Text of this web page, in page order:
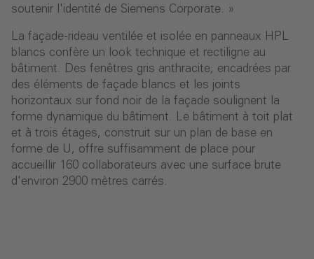
soutenir l'identité de Siemens Corporate. »
La façade-rideau ventilée et isolée en panneaux HPL
blancs confère un look technique et rectiligne au
bâtiment. Des fenêtres gris anthracite, encadrées par
des éléments de façade blancs et les joints
horizontaux sur fond noir de la façade soulignent la
forme dynamique du bâtiment. Le bâtiment à toit plat
et à trois étages, construit sur un plan de base en
forme de U, offre suffisamment de place pour
accueillir 160 collaborateurs avec une surface brute
d'environ 2900 mètres carrés.